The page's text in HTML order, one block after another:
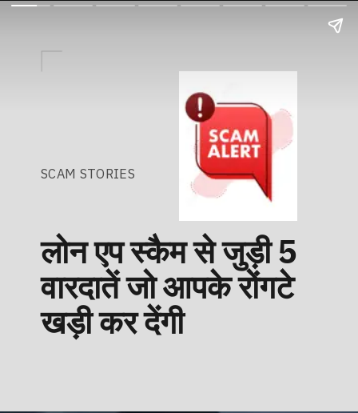
लोन एप स्कैम से जुड़ी 5
वारदातें जो आपके रोंगटे
खड़ी कर देंगी
SCAM STORIES